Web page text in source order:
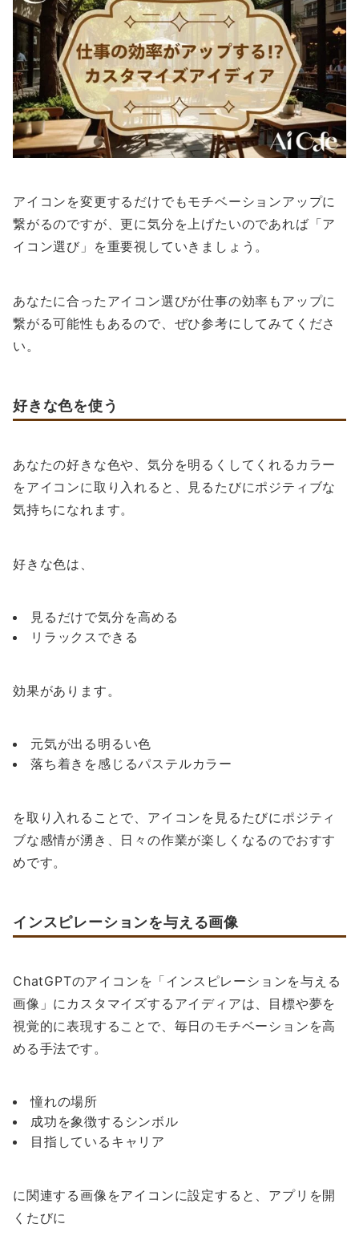
アイコンを変更するだけでもモチベーションアップに
繋がるのですが、更に気分を上げたいのであれば「ア
イコン選び」を重要視していきましょう。
あなたに合ったアイコン選びが仕事の効率もアップに
繋がる可能性もあるので、ぜひ参考にしてみてくださ
い。
好きな色を使う
あなたの好きな色や、気分を明るくしてくれるカラー
をアイコンに取り入れると、見るたびにポジティブな
気持ちになれます。
好きな色は、
見るだけで気分を高める
リラックスできる
効果があります。
元気が出る明るい色
落ち着きを感じるパステルカラー
を取り入れることで、アイコンを見るたびにポジティ
ブな感情が湧き、日々の作業が楽しくなるのでおすす
めです。
インスピレーションを与える画像
ChatGPTのアイコンを「インスピレーションを与える
画像」にカスタマイズするアイディアは、目標や夢を
視覚的に表現することで、毎日のモチベーションを高
める手法です。
憧れの場所
成功を象徴するシンボル
目指しているキャリア
に関連する画像をアイコンに設定すると、アプリを開
くたびに